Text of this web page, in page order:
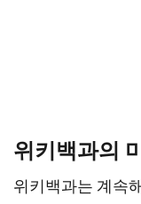
위키백과의
위키백과는 계속